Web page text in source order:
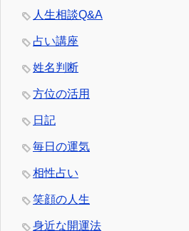
人生相談Q&A
占い講座
姓名判断
方位の活用
日記
毎日の運気
相性占い
笑顔の人生
身近な開運法